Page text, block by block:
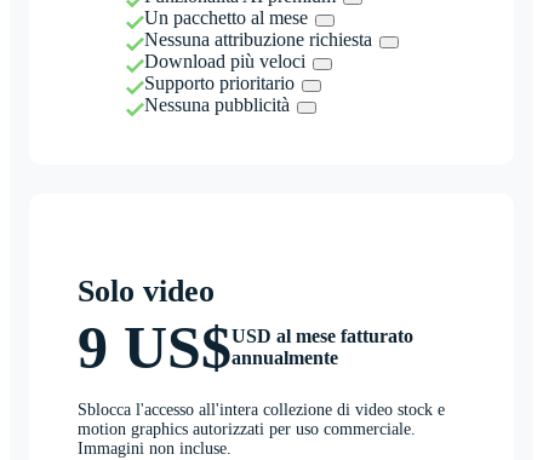
Un pacchetto al mese
Nessuna attribuzione richiesta
Download più veloci
Supporto prioritario
Nessuna pubblicità
Solo video
9 US$USD al mese fatturato
annualmente
Sblocca l'accesso all'intera collezione di video stock e
motion graphics autorizzati per uso commerciale.
Immagini non incluse.